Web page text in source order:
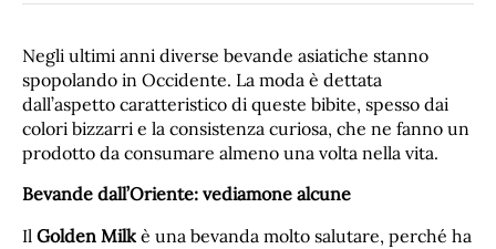
Negli ultimi anni diverse bevande asiatiche stanno
spopolando in Occidente. La moda è dettata
dall’aspetto caratteristico di queste bibite, spesso dai
colori bizzarri e la consistenza curiosa, che ne fanno un
prodotto da consumare almeno una volta nella vita.
Bevande dall’Oriente: vediamone alcune
Il Golden Milkè una bevanda molto salutare, perché ha